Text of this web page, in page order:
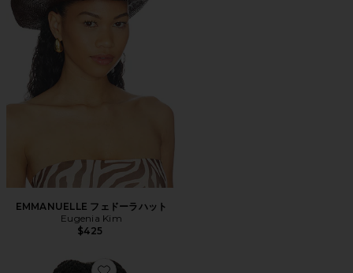
EMMANUELLE フェドーラハット
Eugenia Kim
$425